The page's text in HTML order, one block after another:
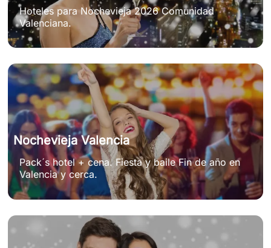
Hoteles para Nochevieja 2026 Comunidad
Valenciana.
Nochevieja Valencia
Pack´s hotel + cena. Fiesta y baile Fin de año en
Valencia y cerca.